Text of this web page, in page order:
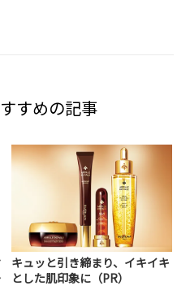
すめの記事
キュッと引き締まり、イキイキ
とした肌印象に（PR）